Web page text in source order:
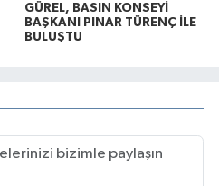
GÜREL, BASIN KONSEYİ
BAŞKANI PINAR TÜRENÇ İLE
BULUŞTU